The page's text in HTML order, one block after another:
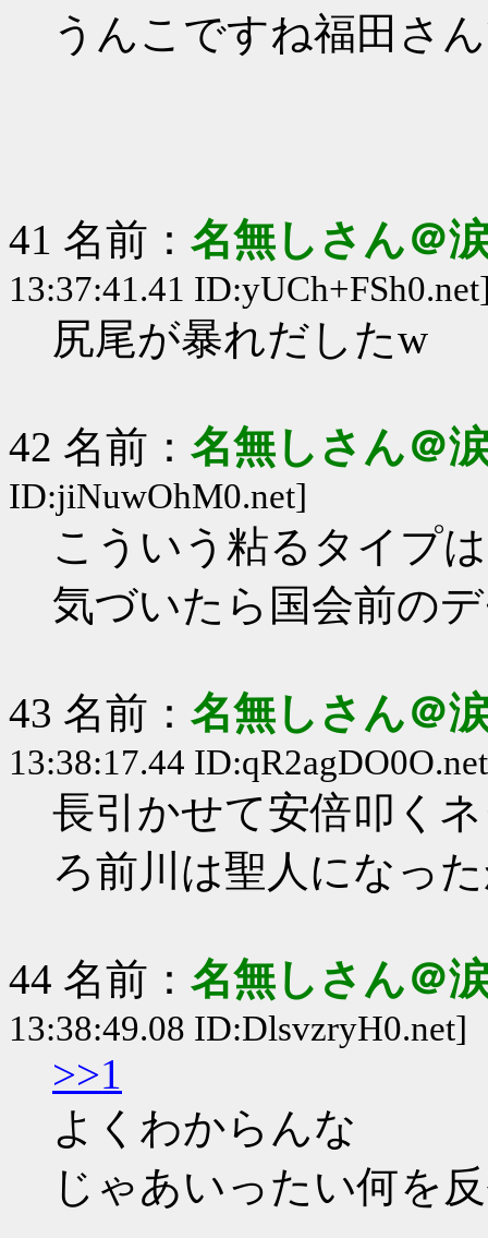
うんこですね福田さ
41 名前： 名無しさん＠
13:37:41.41
尻尾が暴れだしたw
42 名前： 名無しさん＠
ID:jiNuwOhM0.net]
こういう粘るタイプ
気づいたら国会前の
43 名前： 名無しさん＠
13:38:17.44
長引かせて安倍叩く
ろ前川は聖人になっ
44 名前： 名無しさん＠
13:38:49.08 ID:DlsvzryH0.net]
>>1
よくわからんな
じゃあいったい何を